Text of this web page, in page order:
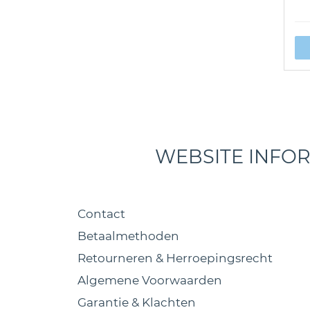
WEBSITE
Contact
Betaalmethoden
Retourneren & Herroepingsrecht
Algemene Voorwaarden
Garantie & Klachten